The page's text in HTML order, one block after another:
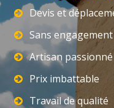
Devis et
Sans engagement
Artisan passionné
Prix imbattable
Travail de qualité